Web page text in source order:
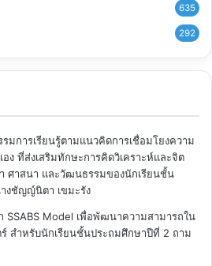
635
292
มการเรียนรู้ตามแนวคิดการเชื่อมโยงความ
ง ที่ส่งเสริมทักษะการคิดวิเคราะห์และจิต
ศาสนา และวัฒนธรรมของนักเรียนชั้น
งชัญญ์นิตา เขมะรัง
SSABS Model เพื่อพัฒนาความสามารถใน
สำหรับนักเรียนชั้นประถมศึกษาปีที่ 2 ถาม